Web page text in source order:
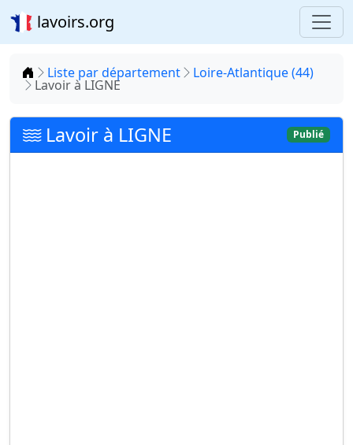
lavoirs.org
Accueil
Liste par département Loire-Atlantique (44)
Lavoir à LIGNE
Lavoir à LIGNE Publié